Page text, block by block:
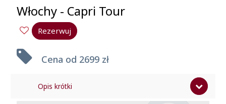
Włochy - Capri Tour
Rezerwuj
Cena od 2699 zł
Opis krótki